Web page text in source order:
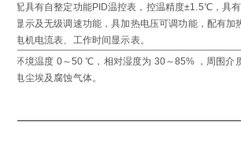
配具有自整定功能PID温控表，控温精度±1.5℃，具
显示及无级调速功能，具加热电压可调功能，配有加
电机电流表、工作时间显示表。
环境温度 0～50 ℃，相对湿度为 30～85% ，周围介
电尘埃及腐蚀气体。